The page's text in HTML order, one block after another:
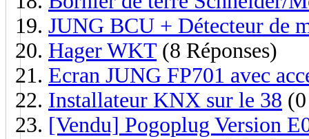
JUNG BCU + Détecteur de
Hager WKT (8 Réponses)
Ecran JUNG FP701 avec
Installateur KNX sur le 38
[Vendu] Pogoplug Version